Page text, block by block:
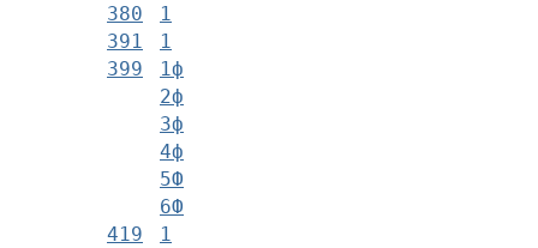
380
1
391
1
399
1ф
2ф
3ф
4ф
5Ф
6Ф
419
1